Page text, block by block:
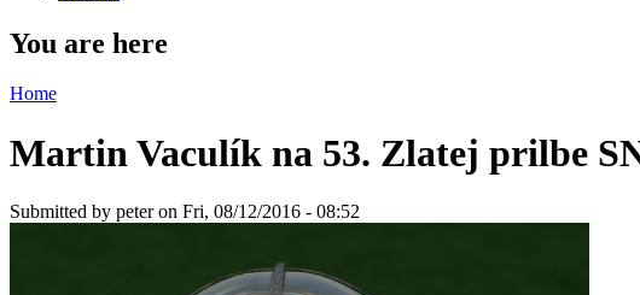
You are here
Home
Martin Vaculík na 53. Zlatej prilbe
Submitted by peteron Fri, 08/12/2016 - 08:52